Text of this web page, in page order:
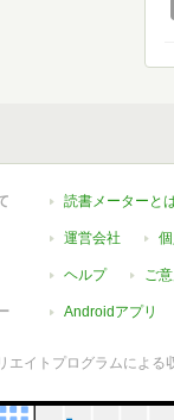
読書メーターと
運営会社
ヘルプ ご
Androidアプリ
エイトプログラムによる